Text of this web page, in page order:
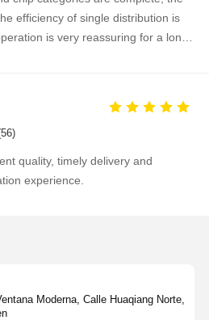
bipolar
efficiency of single distribution is
is very reassuring for a long
quality, timely delivery and
experience.
Moderna, Calle Huaqiang Norte,